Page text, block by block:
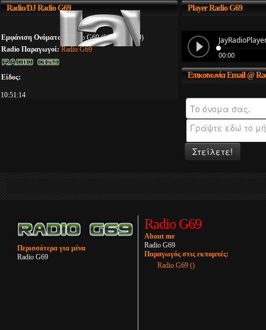
Radio/DJRadio G69
Εμφάνιση Ονόματος:
Radio G69 (00:00 - 23:59)
Radio Παραγωγοί: Radio G69
Είδος:
10:51:14
PlayerRadio G69
ΕπικοινωνίαEmail @
Στείλετε!
Περισσότερα για μένα
Radio G69
Radio G69
About me
Radio G69
Παραγωγός στις εκπομπές:
Radio G69 ()